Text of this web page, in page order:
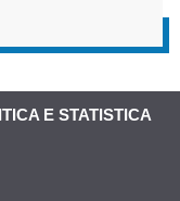
E STATISTICA